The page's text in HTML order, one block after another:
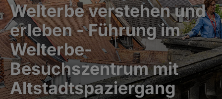
Welterbe verstehen und
erleben - Führung im
Welterbe-
Besuchszentrum mit
Altstadtspaziergang